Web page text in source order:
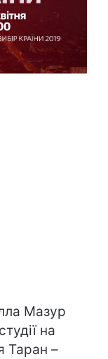
Мазур
на
Таран –